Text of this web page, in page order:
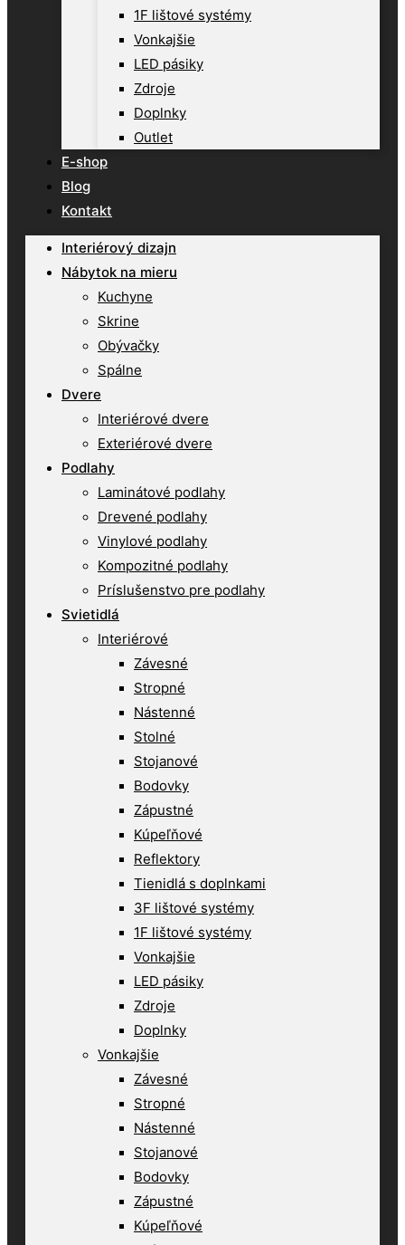
1F lištové systémy
Vonkajšie
LED pásiky
Zdroje
Doplnky
Outlet
E-shop
Blog
Kontakt
Interiérový dizajn
Nábytok na mieru
Kuchyne
Skrine
Obývačky
Spálne
Dvere
Interiérové dvere
Exteriérové dvere
Podlahy
Laminátové podlahy
Drevené podlahy
Vinylové podlahy
Kompozitné podlahy
Príslušenstvo pre podlahy
Svietidlá
Interiérové
Závesné
Stropné
Nástenné
Stolné
Stojanové
Bodovky
Zápustné
Kúpeľňové
Reflektory
Tienidlá s doplnkami
3F lištové systémy
1F lištové systémy
Vonkajšie
LED pásiky
Zdroje
Doplnky
Vonkajšie
Závesné
Stropné
Nástenné
Stojanové
Bodovky
Zápustné
Kúpeľňové